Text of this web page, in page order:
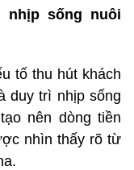
nhịp sống nuôi
tố thu hút khách
duy trì nhịp sống
nên dòng tiền
nhìn thấy rõ từ